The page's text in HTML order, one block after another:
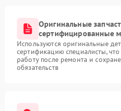
Оригинальные
сертифицированные
Используются оригинальные
сертификацию специалисты,
работу после ремонта и
обязательств